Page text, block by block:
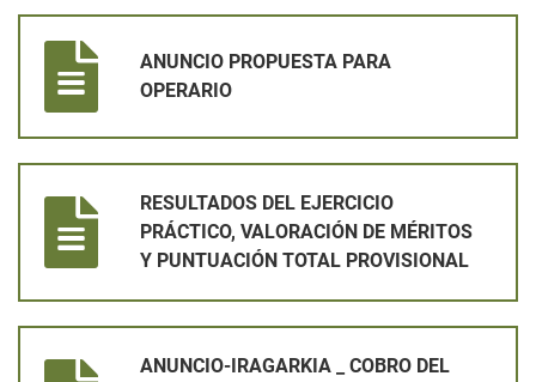
ANUNCIO PROPUESTA PARA
OPERARIO
RESULTADOS DEL EJERCICIO
PRÁCTICO, VALORACIÓN DE MÉRITOS
Y PUNTUACIÓN TOTAL PROVISIONAL
ANUNCIO-IRAGARKIA _ COBRO DEL